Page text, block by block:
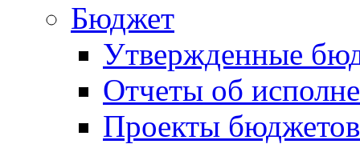
Бюджет
Утвержденные
Отчеты об
Проекты бюджетов